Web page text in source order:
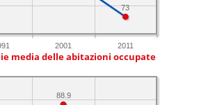
2001 2011
73
media delle abitazioni occupate
88.9